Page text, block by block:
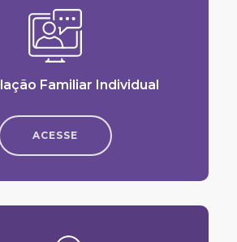
Familiar Individual
ACESSE